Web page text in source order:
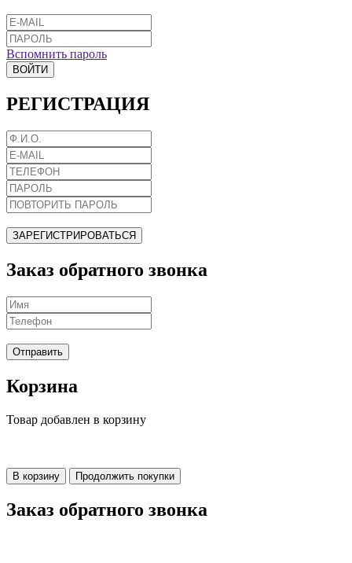
Вспомнить пароль
ВОЙТИ
РЕГИСТРАЦИЯ
ЗАРЕГИСТРИРОВАТЬСЯ
Заказ обратного звонка
Отправить
Корзина
Товар добавлен в корзину
В корзину Продолжить покупки
Заказ обратного звонка